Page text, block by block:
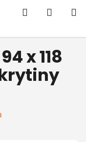
Hľadať
x 118